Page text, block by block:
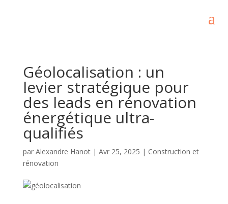
Géolocalisation : un
levier stratégique pour
des leads en rénovation
énergétique ultra-
qualifiés
par Alexandre Hanot| Avr 25, 2025 | Construction et
rénovation